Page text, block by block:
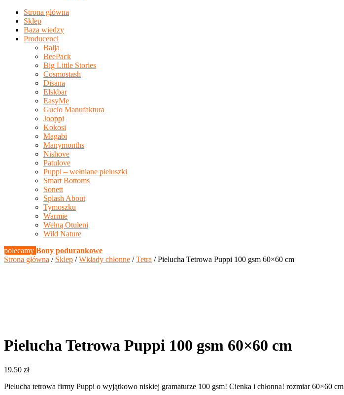
Strona główna
Sklep
Baza wiedzy
Producenci
Balja
BeePack
Big Little Stories
Cosmostash
Disana
Elskbar
EasyMe
Gucio Manufaktura
Jooppi
Kokosi
Magabi
Manymonths
Nishove
Patulove
Puppi – wełniane pieluszki
Smart Bottoms
Sonett
Splash About
Tymoszku
Warmie
Wełną Otuleni
Wild Nature
polecamy Bony podurankowe
Strona główna / Sklep /Wkłady chłonne /Tetra / Pielucha Tetrowa Puppi 100 gsm 60×60 cm
Pielucha Tetrowa Puppi 100 gsm 60×60 cm
19.50 zł
Pielucha tetrowa firmy Puppi o wyjątkowo niskiej gramaturze 100 gsm! Cienka i chłonna! rozmiar 60×60 cm